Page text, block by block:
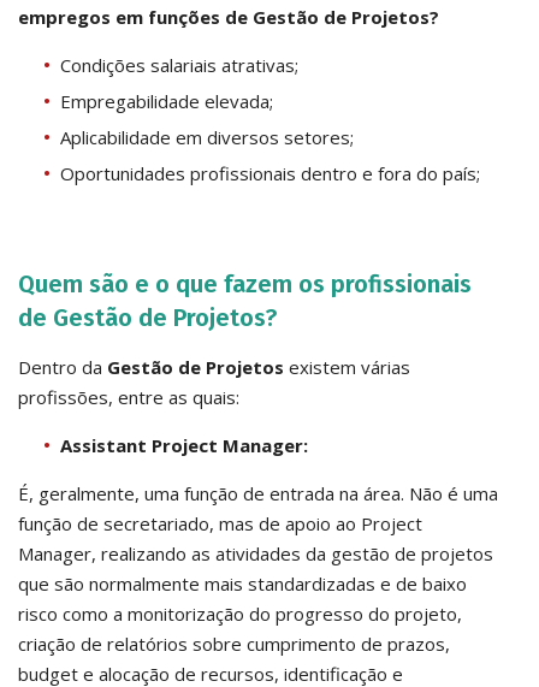
empregos em funções de Gestão de Projetos?
Condições salariais atrativas;
Empregabilidade elevada;
Aplicabilidade em diversos setores;
Oportunidades profissionais dentro e fora do país;
Quem são e o que fazem os profissionais
de Gestão de Projetos?
Dentro da Gestão de Projetos existem várias
profissões, entre as quais:
Assistant Project Manager:
É, geralmente, uma função de entrada na área. Não é uma
função de secretariado, mas de apoio ao Project
Manager, realizando as atividades da gestão de projetos
que são normalmente mais standardizadas e de baixo
risco como a monitorização do progresso do projeto,
criação de relatórios sobre cumprimento de prazos,
budget e alocação de recursos, identificação e